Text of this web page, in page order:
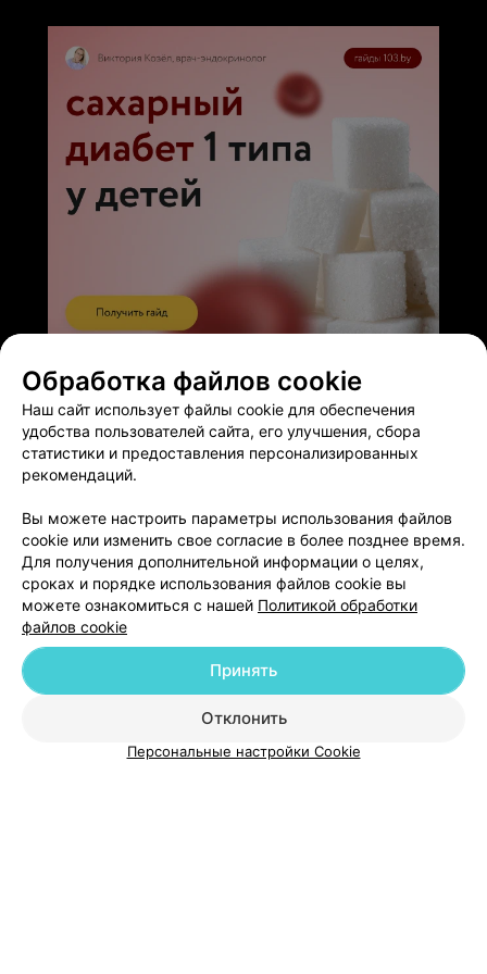
Добавить специалиста
О проекте Новости проекта
Размещение рекламы
Медицинский маркетинг
Публичный договор
Пользовательское соглашение
Способы оплаты
Обработка файлов cookie
Наш сайт использует файлы cookie для обеспечения
удобства пользователей сайта, его улучшения, сбора
статистики и предоставления персонализированных
рекомендаций.
Вы можете настроить параметры использования файлов
cookie или изменить свое согласие в более позднее время.
Для получения дополнительной информации о целях,
сроках и порядке использования файлов cookie вы
можете ознакомиться с нашей Политикой обработки
файлов cookie
Отклонить
Принять
Персональные настройки Cookie